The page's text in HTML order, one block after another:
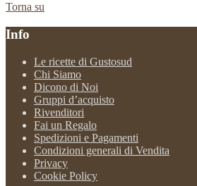
Torna su
Info
Le ricette di Gustosud
Chi Siamo
Dicono di Noi
Gruppi d’acquisto
Rivenditori
Fai un Regalo
Spedizioni e Pagamenti
Condizioni generali di Vendita
Privacy
Cookie Policy